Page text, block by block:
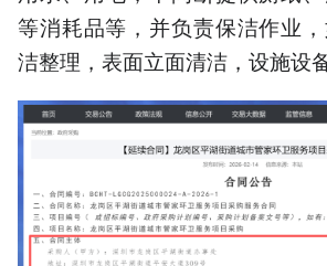
等消耗品等，并负责保洁作业
洁整理，表面立面清洁，设施设